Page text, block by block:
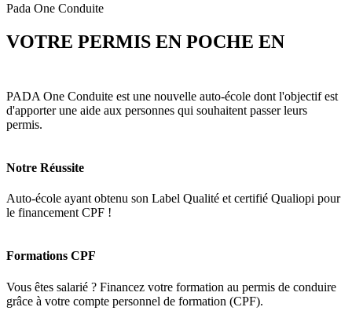
Pada One Conduite
VOTRE PERMIS EN POCHE EN
PADA One Conduite est une nouvelle auto-école dont l'objectif est
d'apporter une aide aux personnes qui souhaitent passer leurs
permis.
Notre Réussite
Auto-école ayant obtenu son Label Qualité et certifié Qualiopi pour
le financement CPF !
Formations CPF
Vous êtes salarié ? Financez votre formation au permis de conduire
grâce à votre compte personnel de formation (CPF).